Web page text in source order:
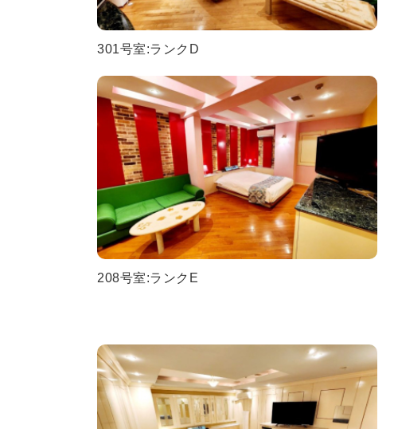
301号室:ランクD
208号室:ランクE